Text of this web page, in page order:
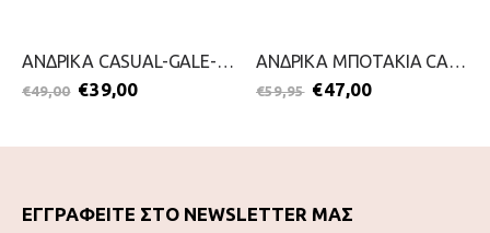
ΑΝΔΡΙΚΑ CASUAL-GALE-2111-0271-ΚΑΦΕ
€49,00 €39,00
ΑΝΔΡΙΚΑ ΜΠΟΤΑΚΙΑ CASUAL-S.OLIVER-2111-0017-ΚΙΤΡΙΝΟ
€59,95 €47,00
ΕΓΓΡΑΦΕΙΤΕ ΣΤΟ NEWSLETTER ΜΑΣ